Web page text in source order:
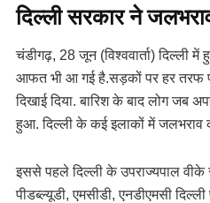
दिल्ली सरकार ने
चंडीगढ़, 28 जून (विश्ववार्ता) दिल्ली में
आफत भी आ गई है.सड़कों पर हर तरफ
दिखाई दिया. बारिश के बाद लोग
हुआ. दिल्ली के कई इलाकों में जलभराव
इससे पहले दिल्ली के उपराज्यपाल
पीडब्ल्यूडी, एमसीडी, एनडीएमसी